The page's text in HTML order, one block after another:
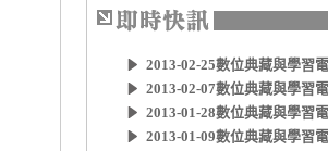
2013-02-25數位典藏與學習
2013-02-07數位典藏與學習
2013-01-28數位典藏與學習
2013-01-09數位典藏與學習